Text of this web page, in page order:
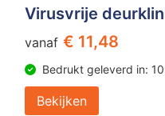
Virusvrije
vanaf € 11,48
Bedrukt geleverd in:
Bekijken